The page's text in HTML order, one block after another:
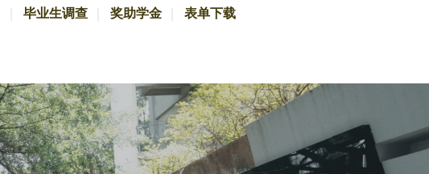
毕业生调查 奖助学金 表单下载